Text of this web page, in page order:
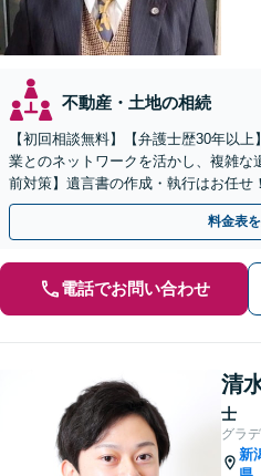
不動産・土地の相続
【初回相談無料】【弁護士歴30年以
業とのネットワークを活かし、複雑な
前対策】遺言書の作成・執行はお任せ
地区・中央区役所徒歩2分】
料金表
電話でお問い合わせ
清
士
グラ
新